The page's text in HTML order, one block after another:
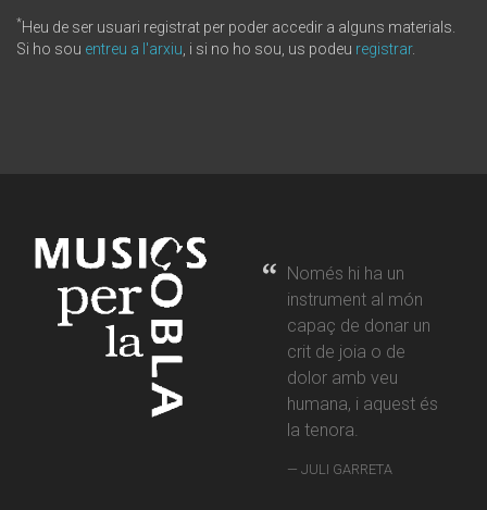
*Heu de ser usuari registrat per poder accedir a alguns materials.
Si ho sou entreu a l'arxiu , i si no ho sou, us podeu registrar.
Només hi ha un
instrument al món
capaç de donar un
crit de joia o de
dolor amb veu
humana, i aquest és
la tenora.
JULI GARRETA